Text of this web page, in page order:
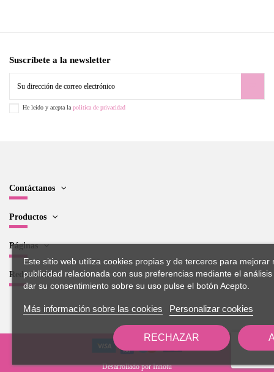
Suscríbete a la newsletter
He leido y acepta la politica de privacidad
Contáctanos
Productos
Páginas
Redes sociales
Este sitio web utiliza cookies propias y de terceros para
publicidad relacionada con sus preferencias mediante el
dar su consentimiento sobre su uso pulse el botón Acepto.
Más información sobre las cookies Personalizar cookies
RECHAZAR
Desarrollado porInnotu